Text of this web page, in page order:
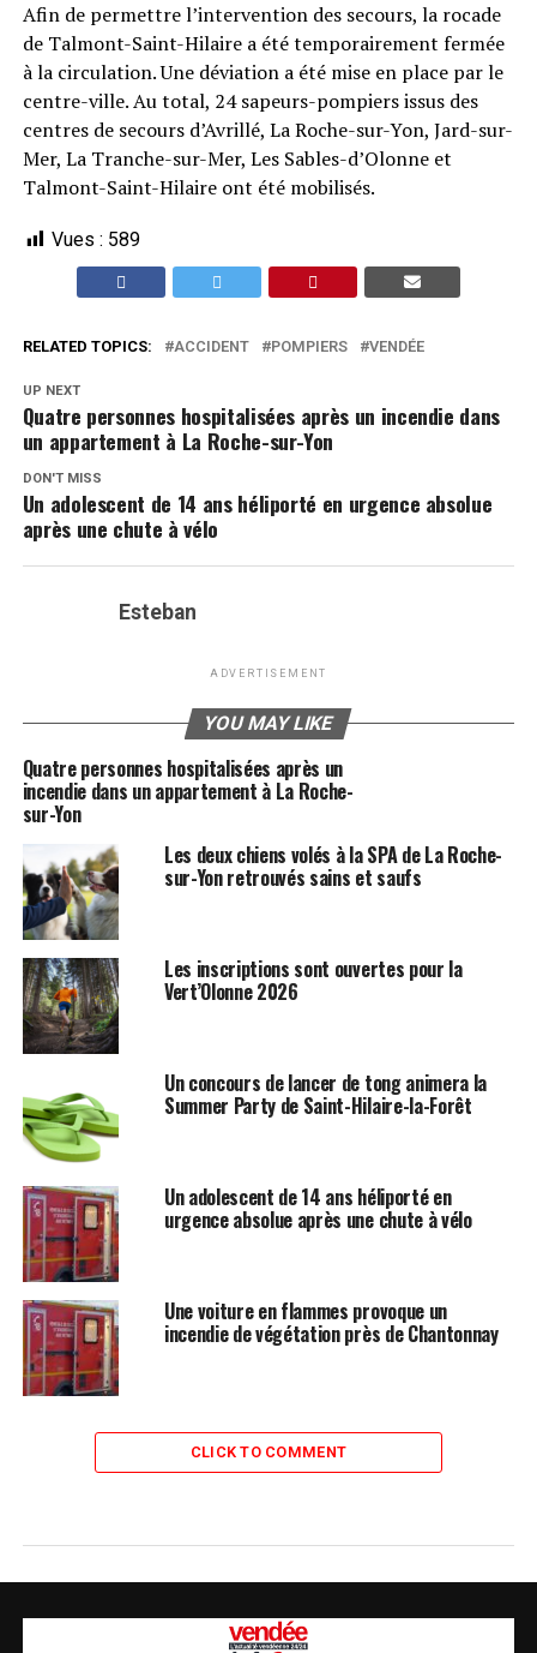
Afin de permettre l’intervention des secours, la rocade
de Talmont-Saint-Hilaire a été temporairement fermée
à la circulation. Une déviation a été mise en place par le
centre-ville. Au total, 24 sapeurs-pompiers issus des
centres de secours d’Avrillé, La Roche-sur-Yon, Jard-sur-
Mer, La Tranche-sur-Mer, Les Sables-d’Olonne et
Talmont-Saint-Hilaire ont été mobilisés.
Vues : 589
RELATED TOPICS: ACCIDENT POMPIERS VENDÉE
UP NEXT
Quatre personnes hospitalisées après un incendie dans
un appartement à La Roche-sur-Yon
DON'T MISS
Un adolescent de 14 ans héliporté en urgence absolue
après une chute à vélo
Esteban
ADVERTISEMENT
YOU MAY LIKE
Quatre personnes hospitalisées après un
incendie dans un appartement à La Roche-
sur-Yon
Les deux chiens volés à la SPA de La Roche-
sur-Yon retrouvés sains et saufs
Les inscriptions sont ouvertes pour la
Vert’Olonne 2026
Un concours de lancer de tong animera la
Summer Party de Saint-Hilaire-la-Forêt
Un adolescent de 14 ans héliporté en
urgence absolue après une chute à vélo
Une voiture en flammes provoque un
incendie de végétation près de Chantonnay
CLICK TO COMMENT